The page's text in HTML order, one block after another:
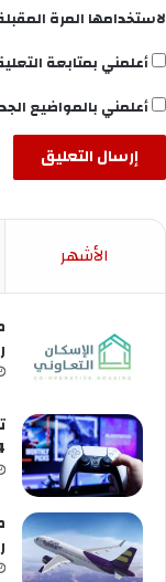
لاستخدامها المرة
أعلمني بمتابعة
أعلمني بالمواضيع
الأشهر